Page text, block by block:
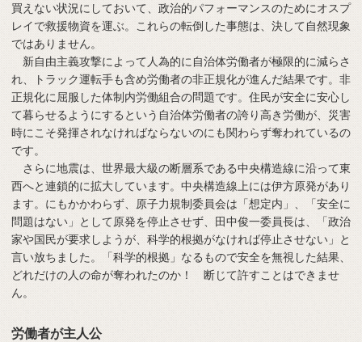
買えない状況にしておいて、政治的パフォーマンスのためにオスプ
レイで救援物資を運ぶ。これらの転倒した事態は、決して自然現象
ではありません。
新自由主義攻撃によって人為的に自治体労働者が極限的に減らさ
れ、トラック運転手も含め労働者の非正規化が進んだ結果です。非
正規化に屈服した体制内労働組合の問題です。住民が安全に安心し
て暮らせるようにするという自治体労働者の誇り高き労働が、災害
時にこそ発揮されなければならないのにも関わらず奪われているの
です。
さらに地震は、世界最大級の断層系である中央構造線に沿って東
西へと連鎖的に拡大しています。中央構造線上には伊方原発があり
ます。にもかかわらず、原子力規制委員会は「想定内」、「安全に
問題はない」として原発を停止させず、田中俊一委員長は、「政治
家や国民が要求しようが、科学的根拠がなければ停止させない」と
言い放ちました。「科学的根拠」なるもので安全を無視した結果、
どれだけの人の命が奪われたのか！ 断じて許すことはできませ
ん。
労働者が主人公